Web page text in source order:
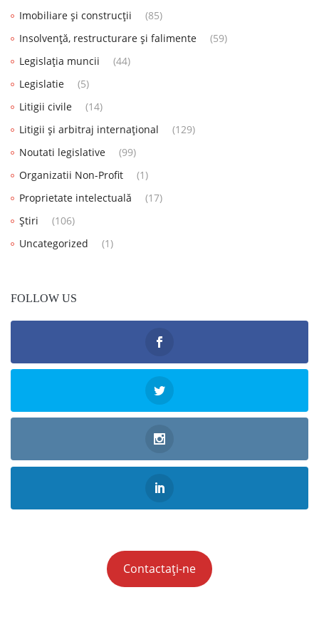
Imobiliare și construcții
(85)
Insolvență, restructurare și falimente
(59)
Legislația muncii
(44)
Legislatie
(5)
Litigii civile
(14)
Litigii și arbitraj internațional
(129)
Noutati legislative
(99)
Organizatii Non-Profit
(1)
Proprietate intelectuală
(17)
Știri
(106)
Uncategorized
(1)
FOLLOW US
Contactați-ne